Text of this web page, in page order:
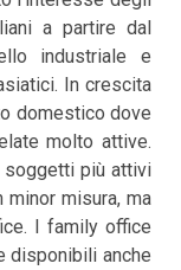
a partire dal
industriale e
In crescita
domestico dove
molto attive.
soggetti più attivi
misura, ma
I family office
disponibili anche